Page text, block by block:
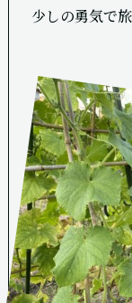
少しの勇気で